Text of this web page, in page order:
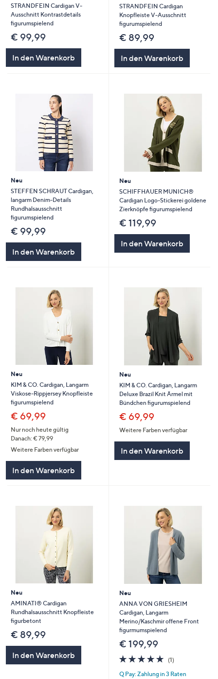
STRANDFEIN Cardigan V-
Ausschnitt Kontrastdetails
figurumspielend
€ 99,99
In den Warenkorb
STRANDFEIN Cardigan
Knopfleiste V-Ausschnitt
figurumspielend
€ 89,99
In den Warenkorb
Neu
STEFFEN SCHRAUT Cardigan,
langarm Denim-Details
Rundhalsausschnitt
figurumspielend
€ 99,99
In den Warenkorb
Neu
SCHIFFHAUER MUNICH®
Cardigan Logo-Stickerei goldene
Zierknöpfe figurumspielend
€ 119,99
In den Warenkorb
Neu
KIM & CO. Cardigan, Langarm
Viskose-Rippjersey Knopfleiste
figurumspielend
€ 69,99
Nur noch heute gültig
Danach: € 79,99
Weitere Farben verfügbar
In den Warenkorb
Neu
KIM & CO. Cardigan, Langarm
Deluxe Brazil Knit Ärmel mit
Bündchen figurumspielend
€ 69,99
Weitere Farben verfügbar
In den Warenkorb
Neu
AMINATI® Cardigan
Rundhalsausschnitt Knopfleiste
figurbetont
€ 89,99
In den Warenkorb
Neu
ANNA VON GRIESHEIM
Cardigan, Langarm
Merino/Kaschmir offene Front
figurmumspielend
€ 199,99
5.0
von
5
(1)1
Q Pay: Zahlung in 3 Raten